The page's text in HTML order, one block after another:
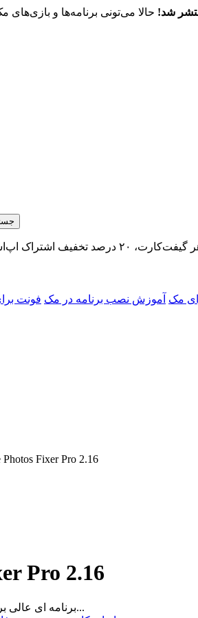
شد! حالا می‌تونی برنامه‌ها و بازی‌های
مک آموزش نصب برنامه در مک فونت
Fixer Pro 2.16
Pro 2.16
Duplicate Photos Fixer Pro برنامه ای عالی برای فیکس کردن...